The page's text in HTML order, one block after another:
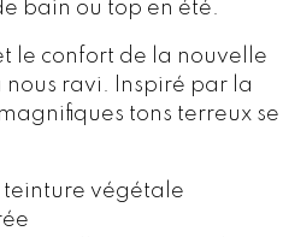
C
H
F
,
bain ou top en été.
le confort de la nouvelle
ravi. Inspiré par la
tons terreux se
végétale